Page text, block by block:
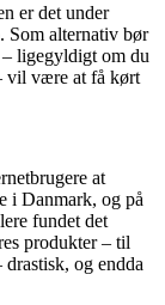
er det under
Som alternativ bør
ligegyldigt om du
vil være at få kørt
at
i Danmark, og på
fundet det
produkter – til
og endda